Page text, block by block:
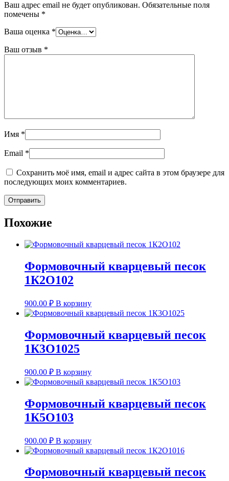
Ваш адрес email не будет опубликован. Обязательные поля
помечены *
Ваша оценка *
Ваш отзыв *
Имя *
Email *
Сохранить моё имя, email и адрес сайта в этом браузере для
последующих моих комментариев.
Похожие
Формовочный кварцевый песок
1К2О102
900.00 ₽ В корзину
Формовочный кварцевый песок
1К3О1025
900.00 ₽ В корзину
Формовочный кварцевый песок
1К5О103
900.00 ₽ В корзину
Формовочный кварцевый песок